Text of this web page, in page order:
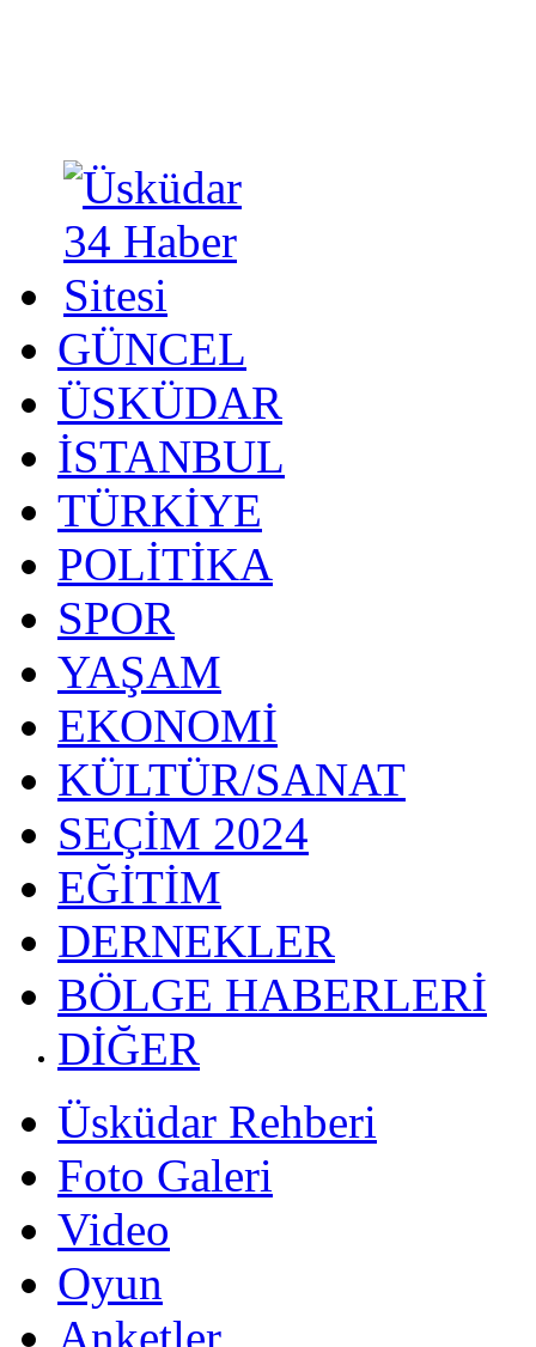
GÜNCEL
ÜSKÜDAR
İSTANBUL
TÜRKİYE
POLİTİKA
SPOR
YAŞAM
EKONOMİ
KÜLTÜR/SANAT
SEÇİM 2024
EĞİTİM
DERNEKLER
BÖLGE HABERLERİ
DİĞER
Üsküdar Rehberi
Foto Galeri
Video
Oyun